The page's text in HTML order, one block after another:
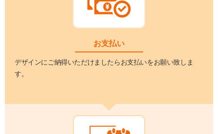
お支払い
デザインにご納得いただけましたらお支払いをお願い致しま
す。